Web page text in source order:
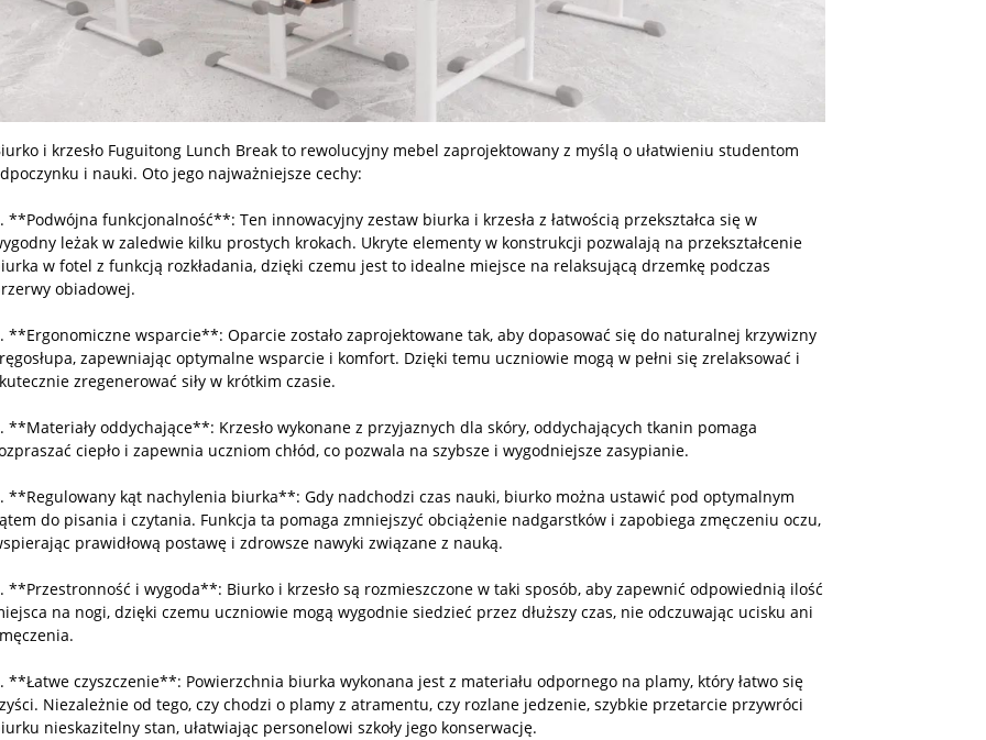
i krzesło Fuguitong Lunch Break to rewolucyjny mebel zaprojektowany z myślą o ułatwieniu studentom
i nauki. Oto jego najważniejsze cechy:
**Podwójna funkcjonalność**: Ten innowacyjny zestaw biurka i krzesła z łatwością przekształca się w
leżak w zaledwie kilku prostych krokach. Ukryte elementy w konstrukcji pozwalają na przekształcenie
w fotel z funkcją rozkładania, dzięki czemu jest to idealne miejsce na relaksującą drzemkę podczas
obiadowej.
**Ergonomiczne wsparcie**: Oparcie zostało zaprojektowane tak, aby dopasować się do naturalnej krzywizny
zapewniając optymalne wsparcie i komfort. Dzięki temu uczniowie mogą w pełni się zrelaksować i
zregenerować siły w krótkim czasie.
**Materiały oddychające**: Krzesło wykonane z przyjaznych dla skóry, oddychających tkanin pomaga
ciepło i zapewnia uczniom chłód, co pozwala na szybsze i wygodniejsze zasypianie.
**Regulowany kąt nachylenia biurka**: Gdy nadchodzi czas nauki, biurko można ustawić pod optymalnym
do pisania i czytania. Funkcja ta pomaga zmniejszyć obciążenie nadgarstków i zapobiega zmęczeniu oczu,
prawidłową postawę i zdrowsze nawyki związane z nauką.
**Przestronność i wygoda**: Biurko i krzesło są rozmieszczone w taki sposób, aby zapewnić odpowiednią ilość
na nogi, dzięki czemu uczniowie mogą wygodnie siedzieć przez dłuższy czas, nie odczuwając ucisku ani
**Łatwe czyszczenie**: Powierzchnia biurka wykonana jest z materiału odpornego na plamy, który łatwo się
Niezależnie od tego, czy chodzi o plamy z atramentu, czy rozlane jedzenie, szybkie przetarcie przywróci
nieskazitelny stan, ułatwiając personelowi szkoły jego konserwację.